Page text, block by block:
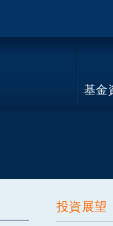
基金
投資展望